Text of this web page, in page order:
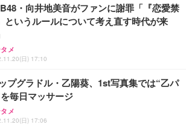
・向井地美音がファンに謝罪「『恋愛禁
というルールについて考え直す時代が来
メ
日) 17:10
プグラドル・乙陽葵、1st写真集では“乙パ
毎日マッサージ
メ
日) 17:06